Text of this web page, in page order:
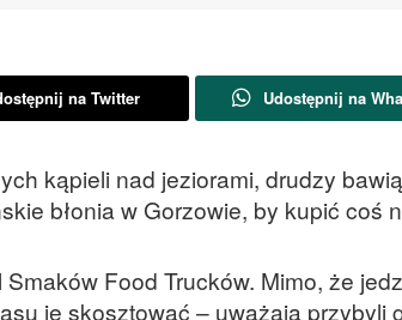
na Twitter Udostępnij na
kąpieli nad jeziorami, drudzy
błonia w Gorzowie, by kupić coś
Food Trucków. Mimo, że
je skosztować – uważają przybyli